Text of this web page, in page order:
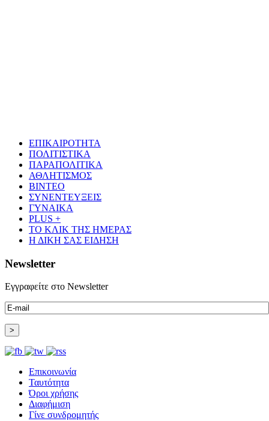
ΕΠΙΚΑΙΡΟΤΗΤΑ
ΠΟΛΙΤΙΣΤΙΚΑ
ΠΑΡΑΠΟΛΙΤΙΚΑ
ΑΘΛΗΤΙΣΜΟΣ
ΒΙΝΤΕΟ
ΣΥΝΕΝΤΕΥΞΕΙΣ
ΓΥΝΑΙΚΑ
PLUS +
ΤΟ ΚΛΙΚ ΤΗΣ ΗΜΕΡΑΣ
Η ΔΙΚΗ ΣΑΣ ΕΙΔΗΣΗ
Newsletter
Εγγραφείτε στο Newsletter
Επικοινωνία
Ταυτότητα
Όροι χρήσης
Διαφήμιση
Γίνε συνδρομητής